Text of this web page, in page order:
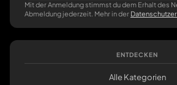
Mit der Anmeldung stimmst du dem Erhalt des
Abmeldung jederzeit. Mehr in der
ENTDECKEN
Alle Kategorien